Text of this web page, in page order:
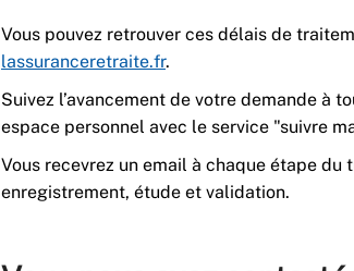
Vous pouvez retrouver ces délais de
lassuranceretraite.fr.
Suivez l’avancement de votre demande à
espace personnel avec le service "suivre
Vous recevrez un email à chaque étape
enregistrement, étude et validation.